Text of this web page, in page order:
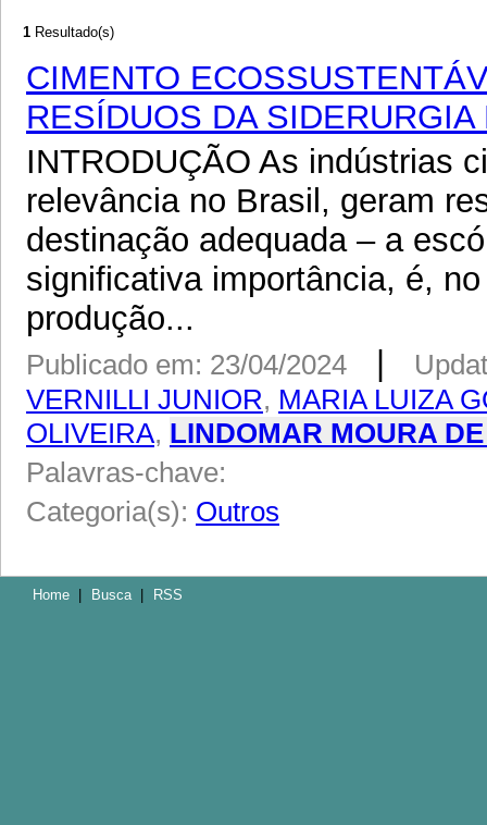
1 Resultado(s)
CIMENTO
RESÍDUOS DA
INTRODUÇÃO As indústrias
relevância no Brasil, geram
destinação adequada – a
significativa importância, é,
produção...
Publicado em: 23/04/2024
VERNILLI JUNIOR, MARIA LUIZA
OLIVEIRA, LINDOMAR MOURA
Palavras-chave:
Categoria(s): Outros
Home Busca RSS